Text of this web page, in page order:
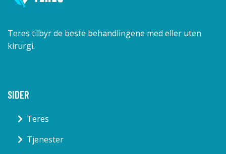
Teres tilbyr de beste behandlingene med eller uten
kirurgi.
SIDER
Teres
Tjenester